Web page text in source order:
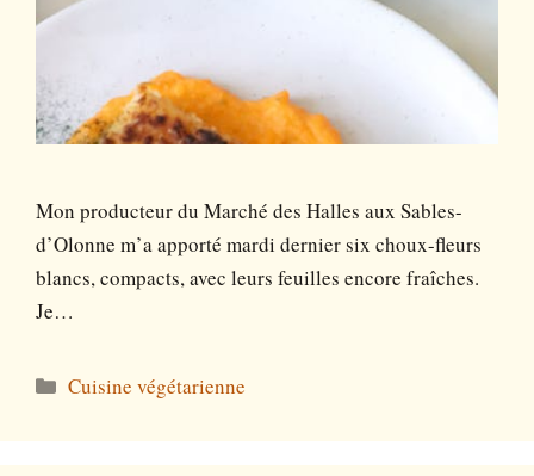
Mon producteur du Marché des Halles aux Sables-
d’Olonne m’a apporté mardi dernier six choux-fleurs
blancs, compacts, avec leurs feuilles encore fraîches.
Je…
Catégories
Cuisine végétarienne